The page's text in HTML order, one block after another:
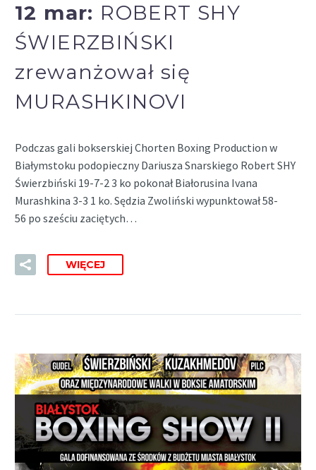
12 mar: ROBERT SHY
ŚWIERZBIŃSKI
zrewanżował się
MURASHKINOVI
Podczas gali bokserskiej Chorten Boxing Production w
Białymstoku podopieczny Dariusza Snarskiego Robert SHY
Świerzbiński 19-7-2 3 ko pokonał Białorusina Ivana
Murashkina 3-3 1 ko. Sędzia Zwoliński wypunktował 58-
56 po sześciu zaciętych…
WIĘCEJ